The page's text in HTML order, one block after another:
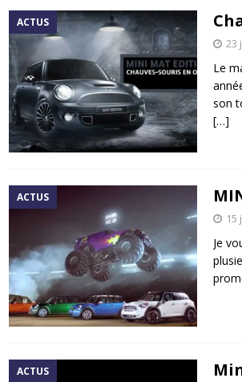
ACTUS
23
Le
son
[…]
ACTUS
15
Je
ACTUS